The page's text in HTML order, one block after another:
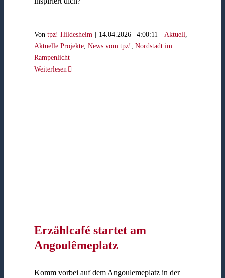
Von tpz! Hildesheim 14.04.2026 | 4:00:11 Aktuell
Aktuelle Projekte, News vom tpz!
Nordstadt im
Rampenlicht
Weiterlesen
Erzählcafé startet am
Angoulêmeplatz
Komm vorbei auf dem Angoulemeplatz in der